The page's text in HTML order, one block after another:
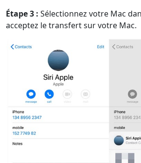
Étape 3 : Sélectionnez votre Mac
acceptez le transfert sur votre Mac.